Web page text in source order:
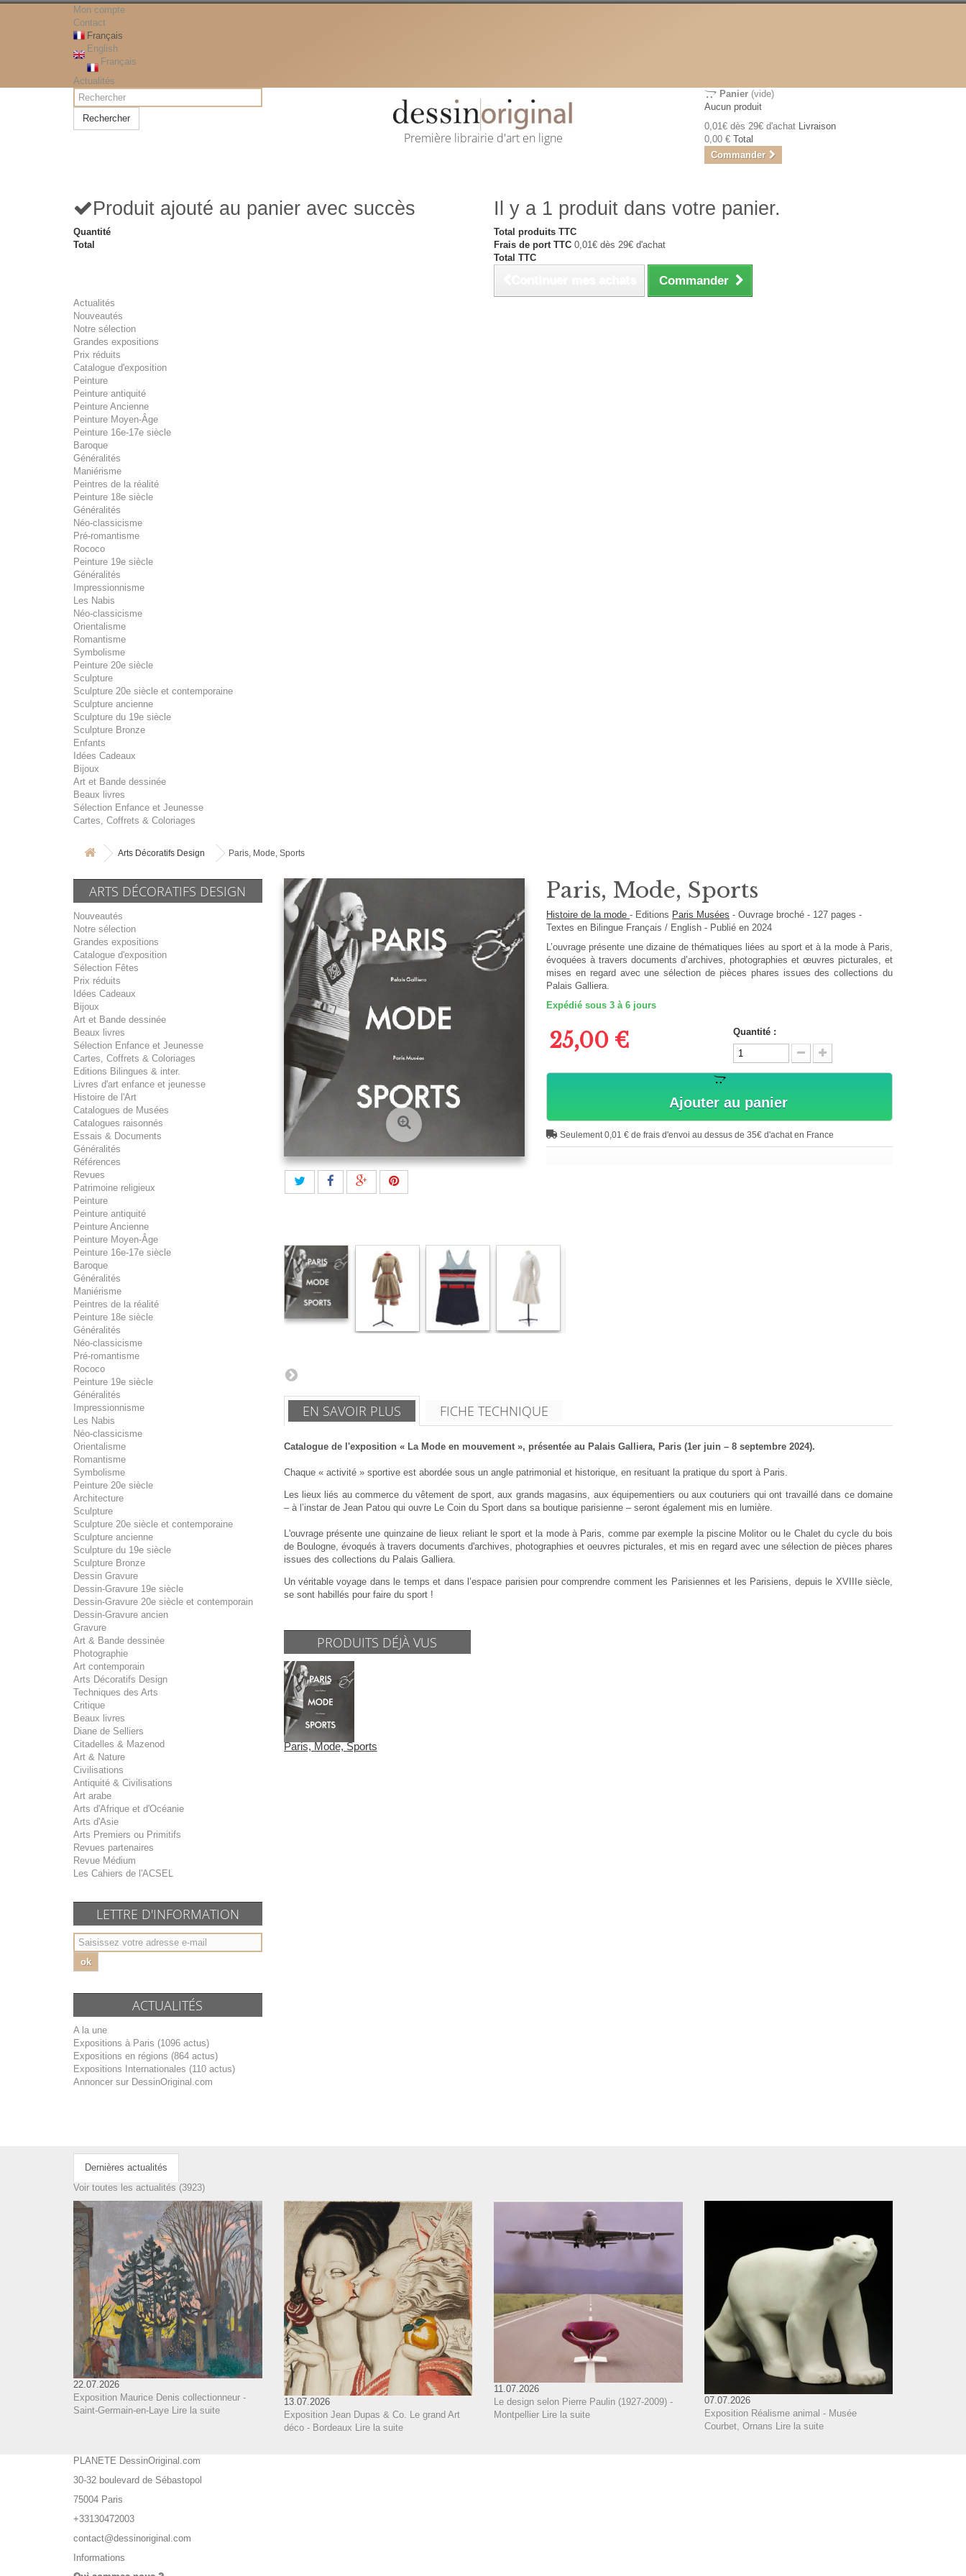
Mon compte
Contact
Français
English
Français
Actualités
Rechercher
Première librairie d'art en ligne
Panier (vide)
Aucun produit
0,01€ dès 29€ d'achat Livraison
0,00 € Total
Commander
Produit ajouté au panier avec succès
Quantité
Total
Il y a 1 produit dans votre panier.
Total produits TTC
Frais de port TTC 0,01€ dès 29€ d'achat
Total TTC
Commander
Actualités
Nouveautés
Notre sélection
Grandes expositions
Prix réduits
Catalogue d'exposition
Peinture
Peinture antiquité
Peinture Ancienne
Peinture Moyen-Âge
Peinture 16e-17e siècle
Baroque
Généralités
Maniérisme
Peintres de la réalité
Peinture 18e siècle
Généralités
Néo-classicisme
Pré-romantisme
Rococo
Peinture 19e siècle
Généralités
Impressionnisme
Les Nabis
Néo-classicisme
Orientalisme
Romantisme
Symbolisme
Peinture 20e siècle
Sculpture
Sculpture 20e siècle et contemporaine
Sculpture ancienne
Sculpture du 19e siècle
Sculpture Bronze
Enfants
Idées Cadeaux
Bijoux
Art et Bande dessinée
Beaux livres
Sélection Enfance et Jeunesse
Cartes, Coffrets & Coloriages
Arts Décoratifs Design Paris, Mode, Sports
ARTS DÉCORATIFS DESIGN
Nouveautés
Notre sélection
Grandes expositions
Catalogue d'exposition
Sélection Fêtes
Prix réduits
Idées Cadeaux
Bijoux
Art et Bande dessinée
Beaux livres
Sélection Enfance et Jeunesse
Cartes, Coffrets & Coloriages
Editions Bilingues & inter.
Livres d'art enfance et jeunesse
Histoire de l'Art
Catalogues de Musées
Catalogues raisonnés
Essais & Documents
Généralités
Références
Revues
Patrimoine religieux
Peinture
Peinture antiquité
Peinture Ancienne
Peinture Moyen-Âge
Peinture 16e-17e siècle
Baroque
Généralités
Maniérisme
Peintres de la réalité
Peinture 18e siècle
Généralités
Néo-classicisme
Pré-romantisme
Rococo
Peinture 19e siècle
Généralités
Impressionnisme
Les Nabis
Néo-classicisme
Orientalisme
Romantisme
Symbolisme
Peinture 20e siècle
Architecture
Sculpture
Sculpture 20e siècle et contemporaine
Sculpture ancienne
Sculpture du 19e siècle
Sculpture Bronze
Dessin Gravure
Dessin-Gravure 19e siècle
Dessin-Gravure 20e siècle et contemporain
Dessin-Gravure ancien
Gravure
Art & Bande dessinée
Photographie
Art contemporain
Arts Décoratifs Design
Techniques des Arts
Critique
Beaux livres
Diane de Selliers
Citadelles & Mazenod
Art & Nature
Civilisations
Antiquité & Civilisations
Art arabe
Arts d'Afrique et d'Océanie
Arts d'Asie
Arts Premiers ou Primitifs
Revues partenaires
Revue Médium
Les Cahiers de l'ACSEL
LETTRE D'INFORMATION
ok
ACTUALITÉS
A la une
Expositions à Paris (1096 actus)
Expositions en régions (864 actus)
Expositions Internationales (110 actus)
Annoncer sur DessinOriginal.com
Paris, Mode, Sports
Histoire de la mode- Editions Paris Musées -Ouvrage broché- 127pages -
Textes en Bilingue Français / English- Publié en 2024
L’ouvrage présente une dizaine de thématiques liées au sport et à la mode à Paris,
évoquées à travers documents d’archives, photographies et œuvres picturales, et
mises en regard avec une sélection de pièces phares issues des collections du
Palais Galliera.
Expédié sous 3 à 6 jours
25,00 € Quantité :
Ajouter au panier
Seulement 0,01 € de frais d'envoi au dessus de 35€ d'achat en France
EN SAVOIR PLUS FICHE TECHNIQUE
Catalogue de l'exposition « La Mode en mouvement », présentée au Palais Galliera, Paris (1er juin – 8 septembre 2024).
Chaque « activité » sportive est abordée sous un angle patrimonial et historique, en resituant la pratique du sport à Paris.
Les lieux liés au commerce du vêtement de sport, aux grands magasins, aux équipementiers ou aux couturiers qui ont travaillé dans ce domaine
– à l’instar de Jean Patou qui ouvre Le Coin du Sport dans sa boutique parisienne – seront également mis en lumière.
L'ouvrage présente une quinzaine de lieux reliant le sport et la mode à Paris, comme par exemple la piscine Molitor ou le Chalet du cycle du bois
de Boulogne, évoqués à travers documents d'archives, photographies et oeuvres picturales, et mis en regard avec une sélection de pièces phares
issues des collections du Palais Galliera.
Un véritable voyage dans le temps et dans l’espace parisien pour comprendre comment les Parisiennes et les Parisiens, depuis le XVIIIe siècle,
se sont habillés pour faire du sport !
PRODUITS DÉJÀ VUS
Paris, Mode, Sports
Dernières actualités
Voir toutes les actualités (3923)
22.07.2026
Exposition Maurice Denis collectionneur -
Saint-Germain-en-Laye Lire la suite
13.07.2026
Exposition Jean Dupas & Co. Le grand Art
déco - Bordeaux Lire la suite
11.07.2026
Le design selon Pierre Paulin (1927-2009) -
Montpellier Lire la suite
07.07.2026
Exposition Réalisme animal - Musée
Courbet, Ornans
Lire la suite
PLANETE DessinOriginal.com
30-32 boulevard de Sébastopol
75004 Paris
+33130472003
contact@dessinoriginal.com
Informations